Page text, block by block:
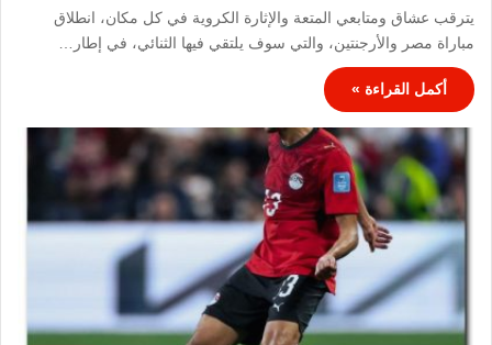
يترقب عشاق ومتابعي المتعة والإثارة الكروية في كل مكان، انطلاق
مباراة مصر والأرجنتين، والتي سوف يلتقي فيها الثنائي، في إطار…
أكمل القراءة »